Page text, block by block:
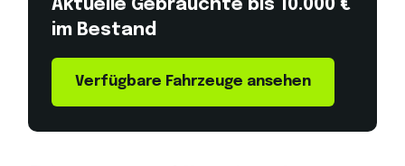
Aktuelle Gebrauchte bis 10.000 €
im Bestand
Verfügbare Fahrzeuge ansehen